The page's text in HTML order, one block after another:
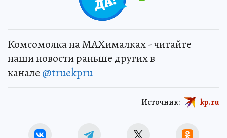
Комсомолка на MAXималках - читайте
наши новости раньше других в
канале @truekpru
Источник: kp.ru